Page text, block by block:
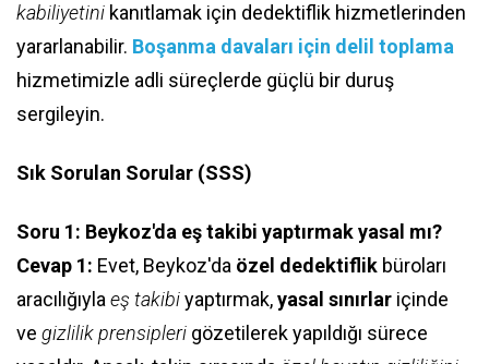
kabiliyetini kanıtlamak için dedektiflik hizmetlerinden
yararlanabilir. Boşanma davaları için delil toplama
hizmetimizle adli süreçlerde güçlü bir duruş
sergileyin.
Sık Sorulan Sorular (SSS)
Soru 1: Beykoz'da eş takibi yaptırmak yasal mı?
Cevap 1: Evet, Beykoz'da özel dedektiflik büroları
aracılığıylaeş takibiyaptırmak,yasal sınırlar içinde
ve gizlilik prensipleri gözetilerek yapıldığı sürece